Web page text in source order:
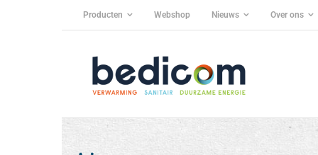
Producten Webshop Nieuws Over ons